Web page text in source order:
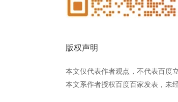
版权声明
本文仅代表作者观点，不代表百度立
本文系作者授权百度百家发表，未